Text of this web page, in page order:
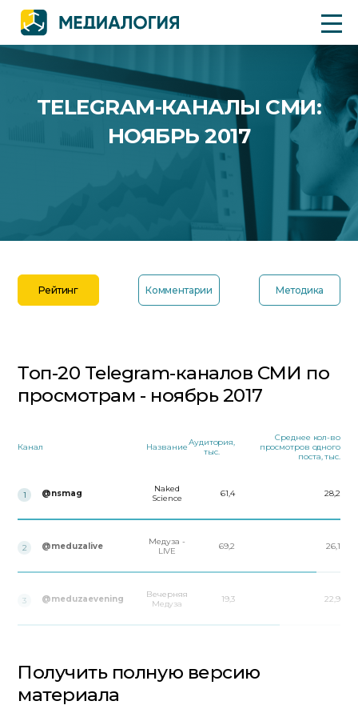
TELEGRAM-КАНАЛЫ СМИ:
НОЯБРЬ 2017
Рейтинг Комментарии Методика
Топ-20 Telegram-каналов СМИ по
просмотрам - ноябрь 2017
Канал НазваниеАудитория,
тыс.
Среднее кол-во
просмотров одного
поста, тыс.
1 @nsmag
Naked
Science
61,4 28,2
2 @meduzalive
Медуза -
LIVE
69,2 26,1
3 @meduzaevening
Вечерняя
Медуза
19,3 22,9
Получить полную версию
материала